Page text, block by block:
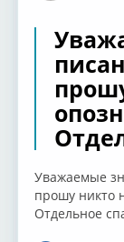
Уважаемые
прошу никто
Отдельное